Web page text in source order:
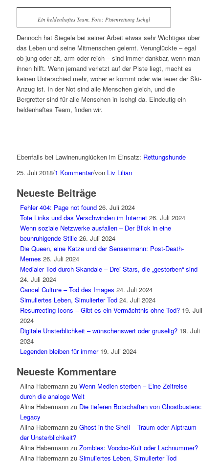
Ein heldenhaftes Team. Foto: Pistenrettung Ischgl
Dennoch hat Siegele bei seiner Arbeit etwas sehr Wichtiges über
das Leben und seine Mitmenschen gelernt. Verunglückte – egal
ob jung oder alt, arm oder reich – sind immer dankbar, wenn man
ihnen hilft. Wenn jemand verletzt auf der Piste liegt, macht es
keinen Unterschied mehr, woher er kommt oder wie teuer der Ski-
Anzug ist. In der Not sind alle Menschen gleich, und die
Bergretter sind für alle Menschen in Ischgl da. Eindeutig ein
heldenhaftes Team, finden wir.
Ebenfalls bei Lawinenunglücken im Einsatz: Rettungshunde
25. Juli 2018/1 Kommentar/von Liv Lilian
Neueste Beiträge
Fehler 404: Page not found 26. Juli 2024
Tote Links und das Verschwinden im Internet 26. Juli 2024
Wenn soziale Netzwerke ausfallen – Der Blick in eine
beunruhigende Stille 26. Juli 2024
Die Queen, eine Katze und der Sensenmann: Post-Death-
Memes 26. Juli 2024
Medialer Tod durch Skandale – Drei Stars, die „gestorben“ sind
24. Juli 2024
Cancel Culture – Tod des Images 24. Juli 2024
Simuliertes Leben, Simulierter Tod 24. Juli 2024
Resurrecting Icons – Gibt es ein Vermächtnis ohne Tod? 19. Juli
2024
Digitale Unsterblichkeit – wünschenswert oder gruselig? 19. Juli
2024
Legenden bleiben für immer 19. Juli 2024
Neueste Kommentare
Alina Habermannzu Wenn Medien sterben – Eine Zeitreise
durch die analoge Welt
Alina Habermannzu Die tieferen Botschaften von Ghostbusters:
Legacy
Alina Habermannzu Ghost in the Shell – Traum oder Alptraum
der Unsterblichkeit?
Alina Habermannzu Zombies: Voodoo-Kult oder Lachnummer?
Alina Habermannzu Simuliertes Leben, Simulierter Tod